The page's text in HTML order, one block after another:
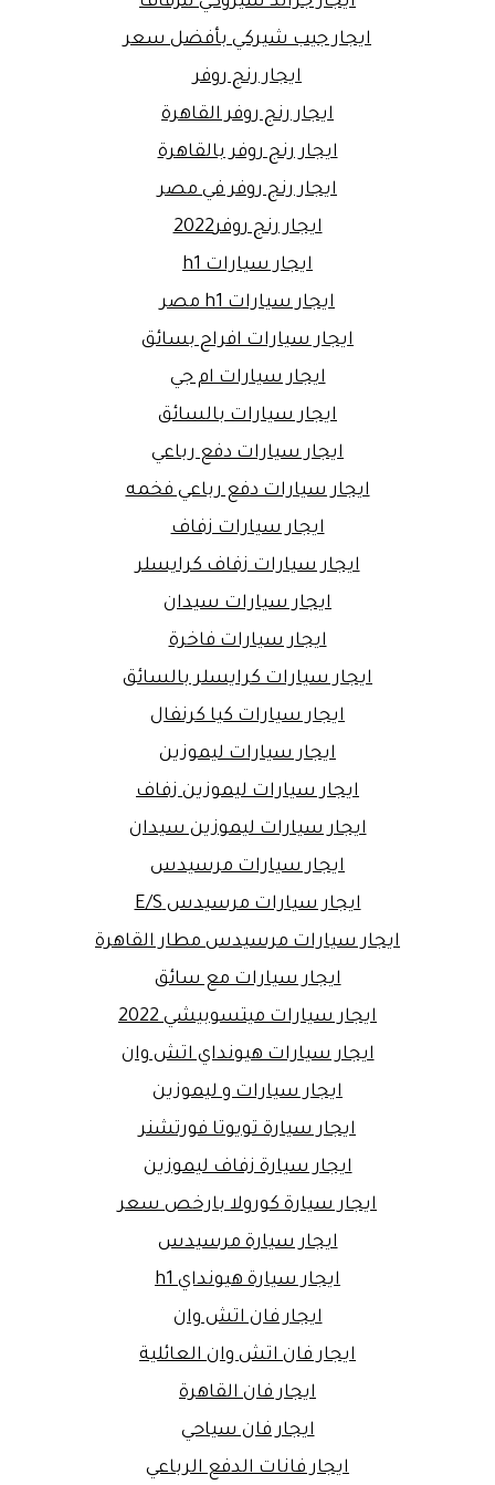
ايجار جيب شيركي بأفضل سعر
ايجار رنج روفر
ايجار رنج روفر القاهرة
ايجار رنج روفر بالقاهرة
ايجار رنج روفر في مصر
ايجار رنج روفر2022
ايجار سيارات h1
ايجار سيارات h1 مصر
ايجار سيارات افراح بسائق
ايجار سيارات ام جي
ايجار سيارات بالسائق
ايجار سيارات دفع رباعي
ايجار سيارات دفع رباعي فخمه
ايجار سيارات زفاف
ايجار سيارات زفاف كرايسلر
ايجار سيارات سيدان
ايجار سيارات فاخرة
ايجار سيارات كرايسلر بالسائق
ايجار سيارات كيا كرنفال
ايجار سيارات ليموزين
ايجار سيارات ليموزين زفاف
ايجار سيارات ليموزين سيدان
ايجار سيارات مرسيدس
ايجار سيارات مرسيدس E/S
ايجار سيارات مرسيدس مطار القاهرة
ايجار سيارات مع سائق
ايجار سيارات ميتسوبيشي 2022
ايجار سيارات هيونداي اتش وان
ايجار سيارات و ليموزين
ايجار سيارة تويوتا فورتشنر
ايجار سيارة زفاف ليموزين
ايجار سيارة كورولا بارخص سعر
ايجار سيارة مرسيدس
ايجار سيارة هيونداي h1
ايجار فان اتش وان
ايجار فان اتش وان العائلية
ايجار فان القاهرة
ايجار فان سياحي
ايجار فانات الدفع الرباعي